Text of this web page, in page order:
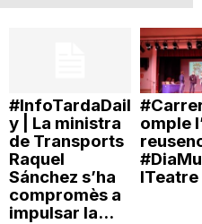
r
a
g
#InfoTardaDail
y | La ministra
de Transports
Raquel
Sánchez s’ha
compromès a
impulsar la...
omple
lTeatre